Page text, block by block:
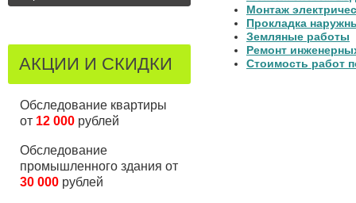
Монтаж
Прокладка
Земляные работы
Ремонт
Стоимость работ
АКЦИИ И СКИДКИ
Обследование квартиры
от 12 000 рублей
Обследование
промышленного здания от
30 000 рублей